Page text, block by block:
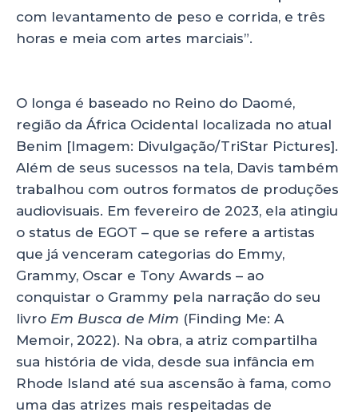
com levantamento de peso e corrida, e três
horas e meia com artes marciais”.
O longa é baseado no Reino do Daomé,
região da África Ocidental localizada no atual
Benim [Imagem: Divulgação/TriStar Pictures].
Além de seus sucessos na tela, Davis também
trabalhou com outros formatos de produções
audiovisuais. Em fevereiro de 2023, ela atingiu
o status de EGOT – que se refere a artistas
que já venceram categorias do Emmy,
Grammy, Oscar e Tony Awards – ao
conquistar o Grammy pela narração do seu
livro Em Busca de Mim (Finding Me: A
Memoir, 2022). Na obra, a atriz compartilha
sua história de vida, desde sua infância em
Rhode Island até sua ascensão à fama, como
uma das atrizes mais respeitadas de